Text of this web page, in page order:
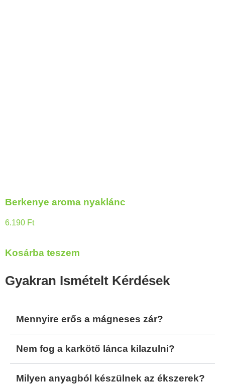
Berkenye aroma nyaklánc
6.190 Ft
Kosárba teszem
Gyakran Ismételt Kérdések
Mennyire erős a mágneses zár?
Nem fog a karkötő lánca kilazulni?
Milyen anyagból készülnek az ékszerek?